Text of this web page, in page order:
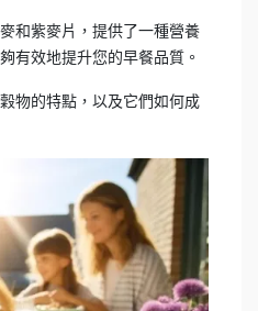
和紫麥片，提供了一種營養
有效地提升您的早餐品質。
物的特點，以及它們如何成